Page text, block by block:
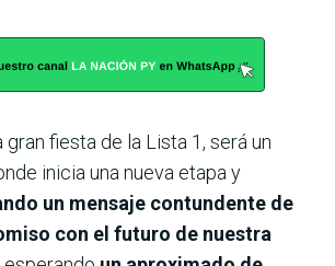
gran fiesta de la Lista 1, será un
inicia una nueva etapa y
un mensaje contundente de
con el futuro de nuestra